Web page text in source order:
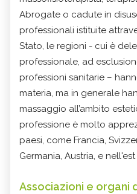
Abrogate o cadute in
professionali istituite
Stato, le regioni - cui è
professionale, ad
professioni sanitarie –
materia, ma in generale
massaggio all’ambito
professione è molto
paesi, come Francia,
Germania, Austria, e
Associazioni e organi